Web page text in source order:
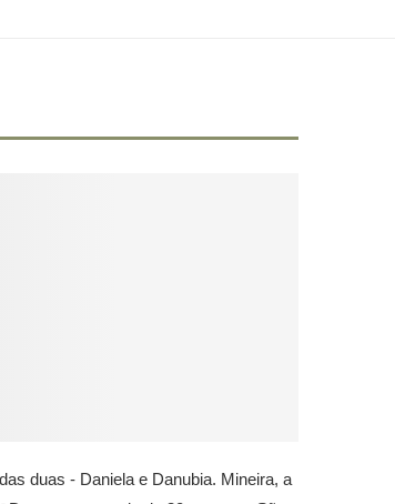
duas - Daniela e Danubia. Mineira, a